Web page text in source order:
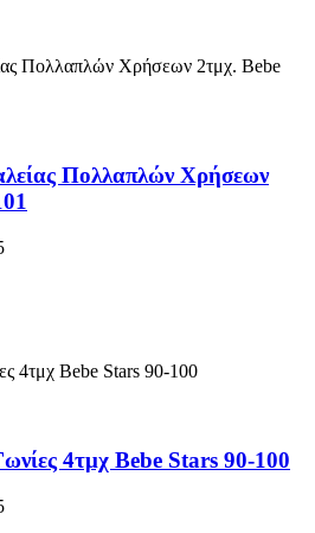
Πολλαπλών Χρήσεων
4τμχ Bebe Stars 90-100